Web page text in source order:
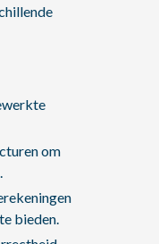
om
bieden.